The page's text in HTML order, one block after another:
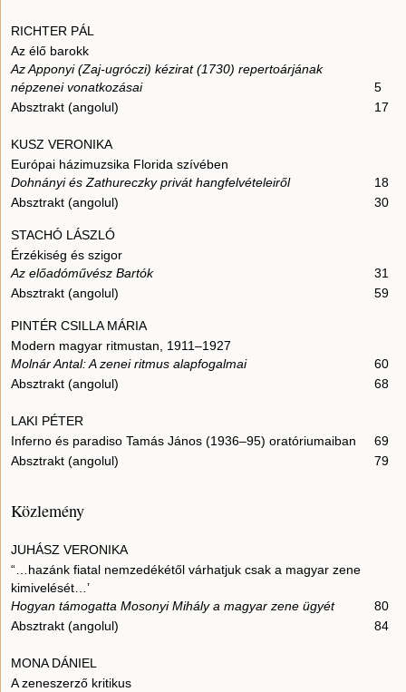
RICHTER PÁL
Az élő barokk
Az Apponyi (Zaj-ugróczi) kézirat (1730) repertoárjának
népzenei vonatkozásai
5
Absztrakt (angolul)
17
KUSZ VERONIKA
Európai házimuzsika Florida szívében
Dohnányi és Zathureczky privát hangfelvételeiről
18
Absztrakt (angolul)
30
STACHÓ LÁSZLÓ
Érzékiség és szigor
Az előadóművész Bartók
31
Absztrakt (angolul)
59
PINTÉR CSILLA MÁRIA
Modern magyar ritmustan, 1911–1927
Molnár Antal: A zenei ritmus alapfogalmai
60
Absztrakt (angolul)
68
LAKI PÉTER
Inferno és paradiso Tamás János (1936–95) oratóriumaiban
69
Absztrakt (angolul)
79
Közlemény
JUHÁSZ VERONIKA
“…hazánk fiatal nemzedékétől várhatjuk csak a magyar zene
kimivelését…’
Hogyan támogatta Mosonyi Mihály a magyar zene ügyét
80
Absztrakt (angolul)
84
MONA DÁNIEL
A zeneszerző kritikus